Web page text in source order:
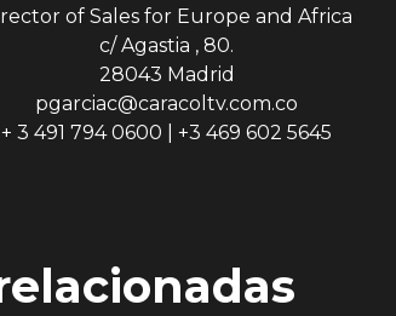
of Sales for Europe and Africa
c/ Agastia , 80.
28043 Madrid
pgarciac@caracoltv.com.co
+ 3 491 794 0600 | +3 469 602 5645